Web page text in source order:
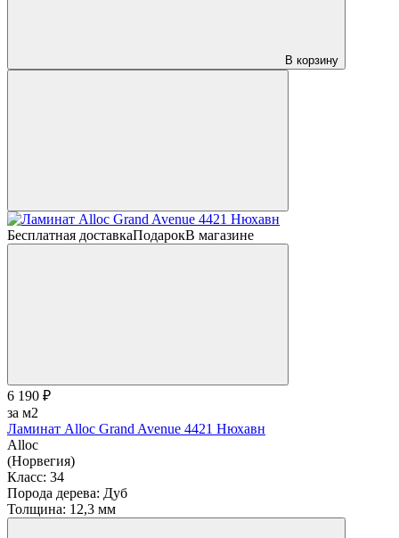
В корзину
Бесплатная доставкаПодарокВ магазине
6 190 ₽
за м2
Ламинат Alloc Grand Avenue 4421 Нюхавн
Alloc
(Норвегия)
Класс: 34
Порода дерева: Дуб
Толщина: 12,3 мм